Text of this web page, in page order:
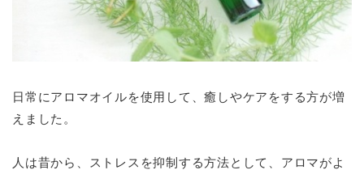
日常にアロマオイルを使用して、癒しやケアをする方が増
えました。
人は昔から、ストレスを抑制する方法として、アロマがよ